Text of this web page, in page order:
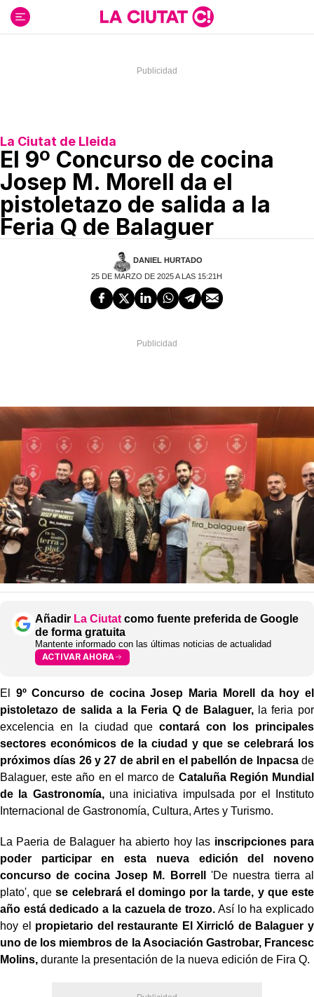
contenido
La Ciutat de Lleida
El 9º Concurso de cocina
Josep M. Morell da el
pistoletazo de salida a la
Feria Q de Balaguer
DANIEL HURTADO
25 DE MARZO DE 2025 A LAS 15:21H
Añadir La Ciutat como fuente preferida de Google
de forma gratuita
Mantente informado con las últimas noticias de actualidad
ACTIVAR AHORA
El 9º Concurso de cocina Josep Maria Morell da hoy el
pistoletazo de salida a la Feria Q de Balaguer,la feria por
excelencia en la ciudad quecontará con los principales
sectores económicos de la ciudad y que se celebrará los
próximos días 26 y 27 de abril en el pabellón de Inpacsade
Balaguer, este año en el marco de Cataluña Región Mundial
de la Gastronomía, una iniciativa impulsada por el Instituto
Internacional de Gastronomía, Cultura, Artes y Turismo.
La Paeria de Balaguer ha abierto hoy las inscripciones para
poder participar en esta nueva edición del noveno
concurso de cocina Josep M. Borrell
'De nuestra tierra al
plato', quese celebrará el domingo por la tarde, y que este
año está dedicado a la cazuela de trozo. Así lo ha explicado
hoy el propietario del restaurante El Xirricló de Balaguer y
uno de los miembros de la Asociación Gastrobar, Francesc
Molins, durante la presentación de la nueva edición de Fira Q.